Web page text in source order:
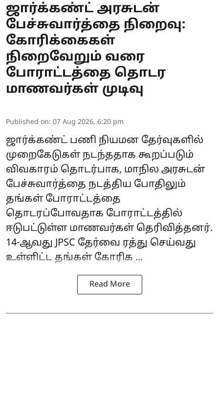
ஜார்க்கண்ட் அரசுடன்
பேச்சுவார்த்தை நிறைவு:
கோரிக்கைகள்
நிறைவேறும் வரை
போராட்டத்தை தொடர
மாணவர்கள் முடிவு
Published on: 07 Aug 2026, 6:20 pm
ஜார்க்கண்ட் பணி நியமன தேர்வுகளில்
முறைகேடுகள் நடந்ததாக கூறப்படும்
விவகாரம் தொடர்பாக, மாநில அரசுடன்
பேச்சுவார்த்தை நடத்திய போதிலும்
தங்கள் போராட்டத்தை
தொடரப்போவதாக போராட்டத்தில்
ஈடுபட்டுள்ள மாணவர்கள் தெரிவித்தனர்.
14-ஆவது JPSC தேர்வை ரத்து செய்வது
உள்ளிட்ட தங்கள் கோரிக ...
Read More